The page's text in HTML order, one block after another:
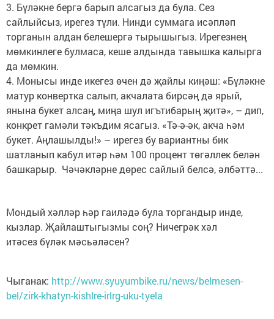
3. Бүләкне бергә барып алсагыз да була. Сез
сайлыйсыз, ирегез түли. Нинди суммага исәпләп
торганын алдан белешергә тырышыгыз. Ирегезнең
мөмкинлеге булмаса, кеше алдында тавышка калырга
да мөмкин.
4. Монысы инде икегез өчен дә җайлы киңәш: «Бүләкне
матур конвертка салып, акчалата бирсәң дә ярый,
янына букет алсаң, миңа шул игътибарың җитә», – дип,
конкрет гамәли тәкъдим ясагыз. «Тә-ә-әк, акча һәм
букет. Аңлашылды!» – ирегез бу вариантны бик
шатланып кабул итәр һәм 100 процент төгәллек белән
башкарыр. Чәчәкләрне дөрес сайлый белсә, әлбәттә...
Мондый хәлләр һәр гаиләдә була торгандыр инде,
кызлар. Җайлаштыгызмы соң? Ничегрәк хәл
итәсез бүләк мәсьәләсен?
Чыганак: http://www.syuyumbike.ru/news/belmesen-
bel/zirk-khatyn-kishlre-irlrg-uku-tyela